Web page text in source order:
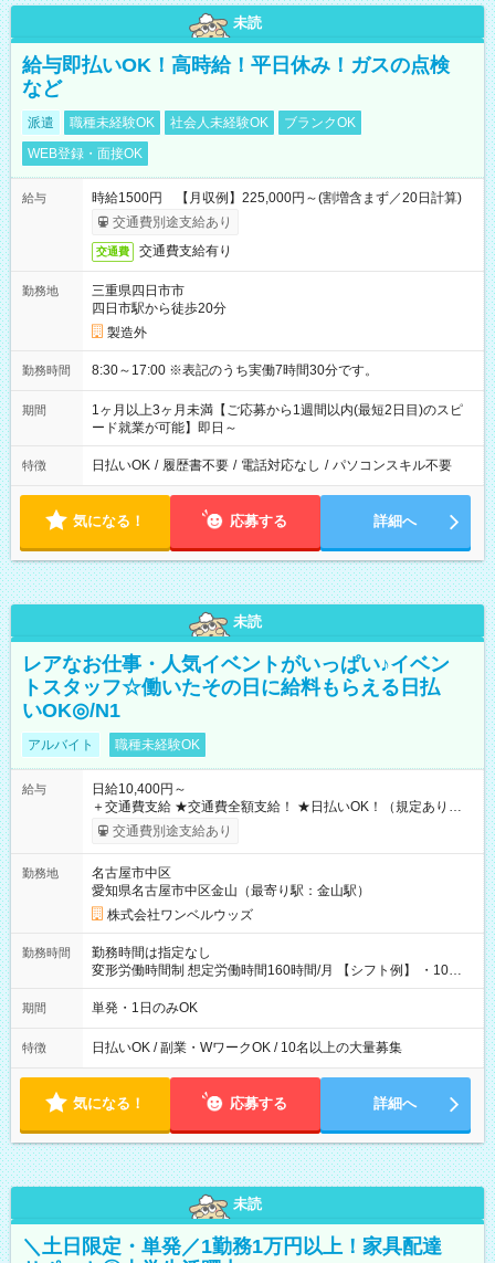
未読
給与即払いOK！高時給！平日休み！ガスの点検
など
派遣 職種未経験OK 社会人未経験OK
ブランクOK
WEB登録・面接OK
給与
時給1500円 【月収例】225,000円～(割増含まず／20日計算)
交通費別途支給あり
交通費 交通費支給有り
勤務地
三重県四日市市
四日市駅から徒歩20分
製造外
勤務時間 8:30～17:00 ※表記のうち実働7時間30分です。
期間
1ヶ月以上3ヶ月未満【ご応募から1週間以内(最短2日目)のスピ
ード就業が可能】即日～
特徴 日払いOK / 履歴書不要 / 電話対応なし / パソコンスキル不要
気になる！ 応募する 詳細へ
未読
レアなお仕事・人気イベントがいっぱい♪イベン
トスタッフ☆働いたその日に給料もらえる日払
いOK◎/N1
アルバイト 職種未経験OK
給与
日給10,400円～
＋交通費支給 ★交通費全額支給！ ★日払いOK！（規定あり） ┗
働いたその日に現金GET♪ お仕事後はコンビニATMから 日払
交通費別途支給あり
勤務地
名古屋市中区
愛知県名古屋市中区金山（最寄り駅：金山駅）
株式会社ワンベルウッズ
勤務時間
勤務時間は指定なし
変形労働時間制 想定労働時間160時間/月 【シフト例】 ・10：
00～20：00
期間 単発・1日のみOK
特徴 日払いOK / 副業・WワークOK / 10名以上の大量募集
気になる！ 応募する 詳細へ
未読
＼土日限定・単発／1勤務1万円以上！家具配達